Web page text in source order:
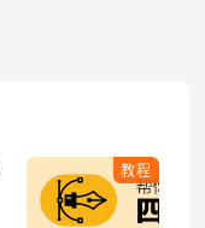
教程